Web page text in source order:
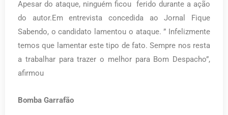
Apesar do ataque, ninguém ficou ferido durante a ação
do autor.Em entrevista concedida ao Jornal Fique
Sabendo, o candidato lamentou o ataque. ” Infelizmente
temos que lamentar este tipo de fato. Sempre nos resta
a trabalhar para trazer o melhor para Bom Despacho”,
afirmou
Bomba Garrafão